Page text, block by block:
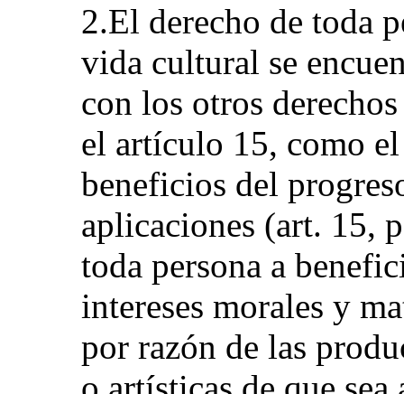
2.El derecho de toda
vida cultural se
con los otros
el artículo 15, como
beneficios del
aplicaciones (art. 15,
toda persona a
intereses morales y
por razón de las